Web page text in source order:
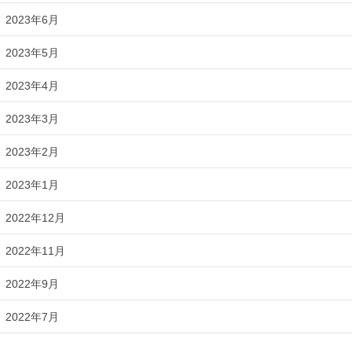
2023年6月
2023年5月
2023年4月
2023年3月
2023年2月
2023年1月
2022年12月
2022年11月
2022年9月
2022年7月